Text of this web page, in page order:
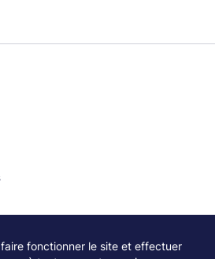
fonctionner le site et effectuer